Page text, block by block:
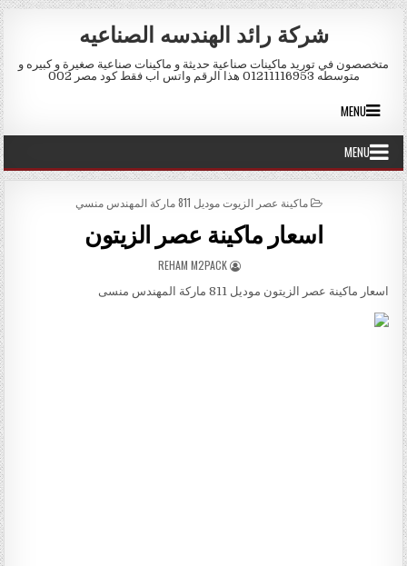
Skip to content
شركة رائد الهندسه الصناعيه
متخصصون في توريد ماكينات صناعية حديثة و ماكينات صناعية صغيرة و كبيره و
متوسطه 01211116953 هذا الرقم واتس اب فقط كود مصر 002
MENU
MENU
POSTED IN
ماكينة عصر الزيوت موديل 811 ماركة المهندس منسي
اسعار ماكينة عصر الزيتون
AUTHOR:
REHAM M2PACK
اسعار ماكينة عصر الزيتون موديل 811 ماركة المهندس منسى